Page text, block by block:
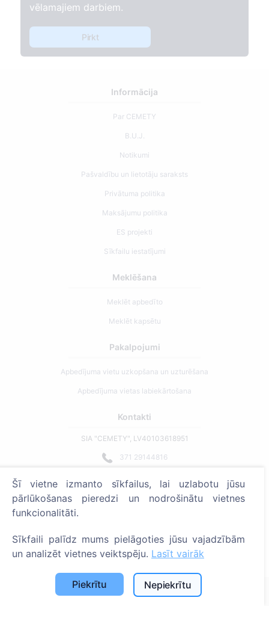
vēlamajiem darbiem.
Pirkt
Informācija
Par CEMETY
B.U.J.
Notikumi
Pašvaldību un lietotāju saraksts
Privātuma politika
Maksājumu politika
ES projekti
Sīkfailu iestatījumi
Meklēšana
Meklēt apbedīto
Meklēt kapsētu
Pakalpojumi
Apbedījuma vietu uzkopšana un uzturēšana
Apbedījuma vietas labiekārtošana
Kontakti
SIA "CEMETY", LV40103618951
371 29144816
Strādājam visā Latvijā!
Administratoriem
© 2013 - 2026 Cemety Visas tiesības aizsargātas
Privātuma politika un noteikumi.
Šī vietne izmanto sīkfailus, lai uzlabotu jūsu
pārlūkošanas pieredzi un nodrošinātu vietnes
funkcionalitāti.
Sīkfaili palīdz mums pielāgoties jūsu vajadzībām
un analizēt vietnes veiktspēju. Lasīt vairāk
Piekrītu Nepiekrītu